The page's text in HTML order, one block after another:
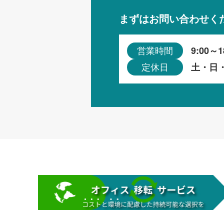
まずはお問い合わせく
営業時間 9:00～
定休日 土・日